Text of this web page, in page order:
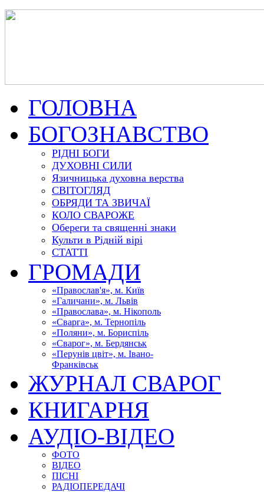
ГОЛОВНА
БОГОЗНАВСТВО
РІДНІ БОГИ
ДУХОВНІ СИЛИ
Язичницька духовна верства
СВІТОГЛЯД
ОБРЯДИ ТА ЗВИЧАЇ
КОЛО СВАРОЖЕ
Обереги та священні знаки
Культи в Рідній вірі
СТАТТІ
ГРОМАДИ
«Православ'я», м. Київ
«Галичани», м. Львів
«Православа», м. Нікополь
«Сварга», м. Тернопіль
«Поляни», м. Бориспіль
«Сварог», м. Бердянськ
«Перунів цвіт», м. Івано-
Франківськ
ЖУРНАЛ СВАРОГ
КНИГАРНЯ
АУДІО-ВІДЕО
ФОТО
ВІДЕО
ПІСНІ
РАДІОПЕРЕДАЧІ